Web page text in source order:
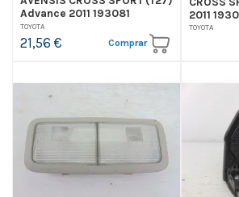
Advance 2011 193081
TOYOTA
21,56 € Comprar
2011
TOYOTA